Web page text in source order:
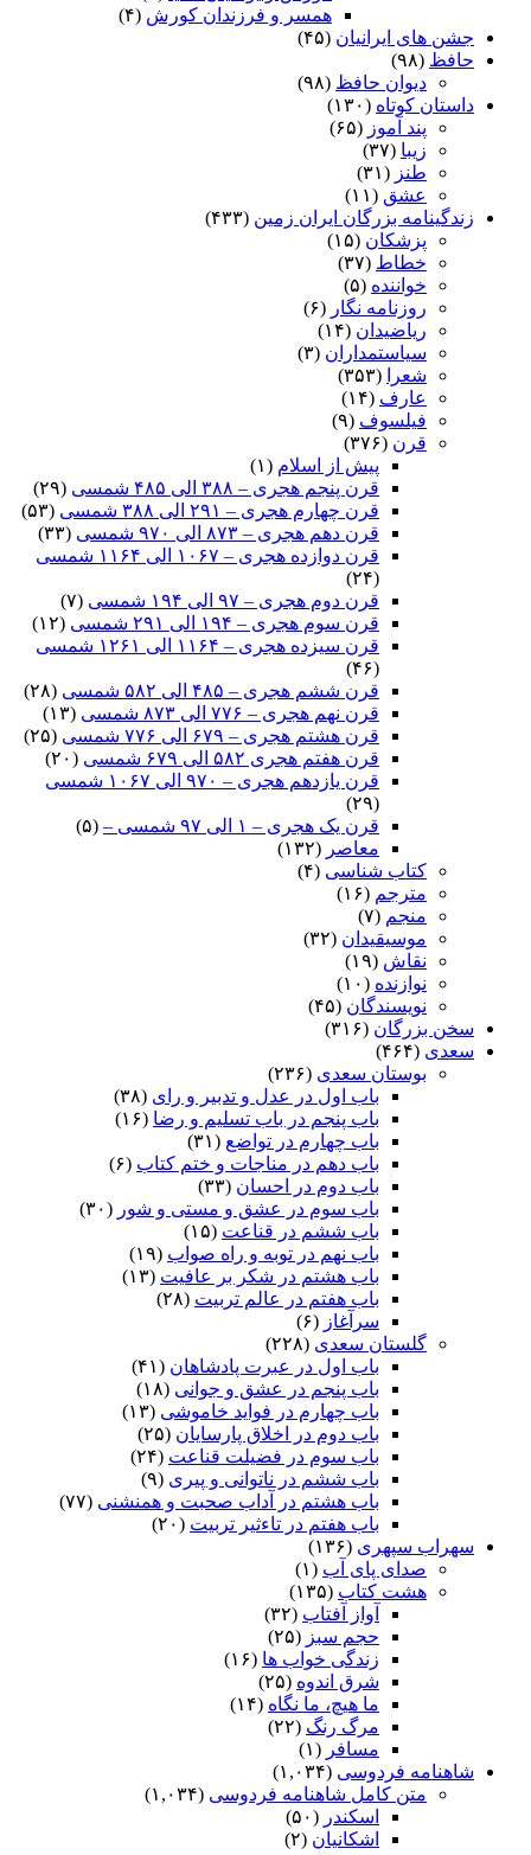
همسر و فرزندان کورش (۴)
جشن های ایرانیان (۴۵)
حافظ (۹۸)
دیوان حافظ (۹۸)
داستان کوتاه (۱۳۰)
پند آموز (۶۵)
زیبا (۳۷)
طنز (۳۱)
عشق (۱۱)
زندگینامه بزرگان ایران زمین (۴۳۳)
پزشکان (۱۵)
خطاط (۳۷)
خواننده (۵)
روزنامه نگار (۶)
ریاضیدان (۱۴)
سیاستمداران (۳)
شعرا
(۳۵۳)
عارف (۱۴)
فیلسوف (۹)
قرن (۳۷۶)
پیش از اسلام (۱)
قرن پنجم هجری – ۳۸۸ الی ۴۸۵ شمسی
(۲۹)
قرن چهارم هجری – ۲۹۱ الی ۳۸۸ شمسی
(۵۳)
قرن دهم هجری – ۸۷۳ الی ۹۷۰ شمسی
(۳۳)
قرن دوازده هجری – ۱۰۶۷ الی ۱۱۶۴ شمسی
(۲۴)
قرن دوم هجری – ۹۷ الی ۱۹۴ شمسی
(۷)
قرن سوم هجری – ۱۹۴ الی ۲۹۱ شمسی
(۱۲)
قرن سیزده هجری – ۱۱۶۴ الی ۱۲۶۱ شمسی
(۴۶)
قرن ششم هجری – ۴۸۵ الی ۵۸۲ شمسی
(۲۸)
قرن نهم هجری – ۷۷۶ الی ۸۷۳ شمسی
(۱۳)
قرن هشتم هجری – ۶۷۹ الی ۷۷۶ شمسی
(۲۵)
قرن هفتم هجری ۵۸۲ الی ۶۷۹ شمسی
(۲۰)
قرن یازدهم هجری – ۹۷۰ الی ۱۰۶۷ شمسی
(۲۹)
قرن یک هجری – ۱ الی ۹۷ شمسی –
(۵)
معاصر (۱۳۲)
کتاب شناسی (۴)
مترجم (۱۶)
منجم (۷)
موسیقیدان (۳۲)
نقاش (۱۹)
نوازنده (۱۰)
نویسندگان (۴۵)
سخن بزرگان (۳۱۶)
سعدی (۴۶۴)
بوستان سعدی (۲۳۶)
باب اول در عدل و تدبیر و رای (۳۸)
باب پنجم در باب تسلیم و رضا (۱۶)
باب چهارم در تواضع (۳۱)
باب دهم در مناجات و ختم کتاب (۶)
باب دوم در احسان (۳۳)
باب سوم در عشق و مستی و شور (۳۰)
باب ششم در قناعت (۱۵)
باب نهم در توبه و راه صواب (۱۹)
باب هشتم در شکر بر عافیت (۱۳)
باب هفتم در عالم تربیت (۲۸)
سرآغاز (۶)
گلستان سعدی (۲۲۸)
باب اول در عبرت پادشاهان (۴۱)
باب پنجم در عشق و جوانى (۱۸)
باب چهارم در فواید خاموشى (۱۳)
باب دوم در اخلاق پارسایان (۲۵)
باب سوم در فضیلت قناعت (۲۴)
باب ششم در ناتوانى و پیرى (۹)
باب هشتم در آداب صحبت و همنشنى (۷۷)
باب هفتم در تاءثیر تربیت (۲۰)
سهراب سپهری (۱۳۶)
صدای پای آب (۱)
هشت کتاب (۱۳۵)
آواز آفتاب (۳۲)
حجم سبز (۲۵)
زندگی خواب ها (۱۶)
شرق اندوه (۲۵)
ما هیچ، ما نگاه (۱۴)
مرگ رنگ (۲۲)
مسافر (۱)
شاهنامه فردوسی (۱,۰۳۴)
متن کامل شاهنامه فردوسی (۱,۰۳۴)
اسکندر (۵۰)
اشکانیان (۲)